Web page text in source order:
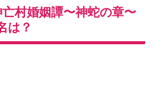
亡村婚姻譚〜神蛇の章〜
は？